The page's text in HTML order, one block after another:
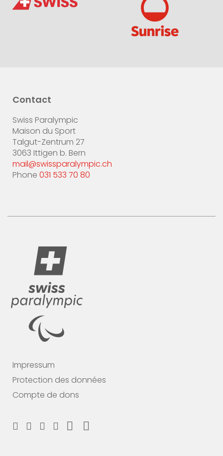
Contact
Swiss Paralympic
Maison du Sport
Talgut-Zentrum 27
3063 Ittigen b. Bern
mail@swissparalympic.ch
Phone 031 533 70 80
Impressum
Protection des données
Compte de dons